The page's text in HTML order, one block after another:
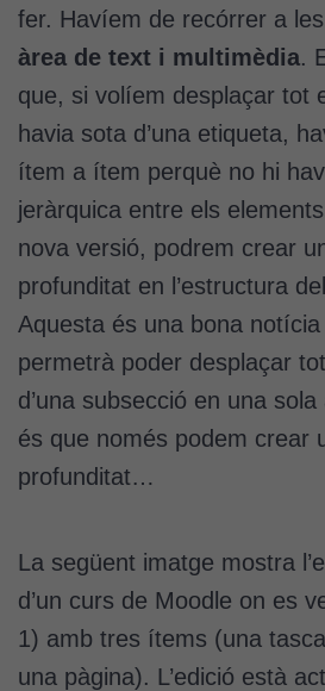
fer. Havíem de recórrer a les
àrea de text i multimèdia.
que, si volíem desplaçar tot
havia sota d’una etiqueta,
ítem a ítem perquè no hi
jeràrquica entre els
nova versió, podrem crear
profunditat en l’estructura
Aquesta és una bona
permetrà poder desplaçar
d’una subsecció en una
és que només podem crear
profunditat…
La següent imatge mostra
d’un curs de Moodle on es
1) amb tres ítems (una
una pàgina). L’edició està